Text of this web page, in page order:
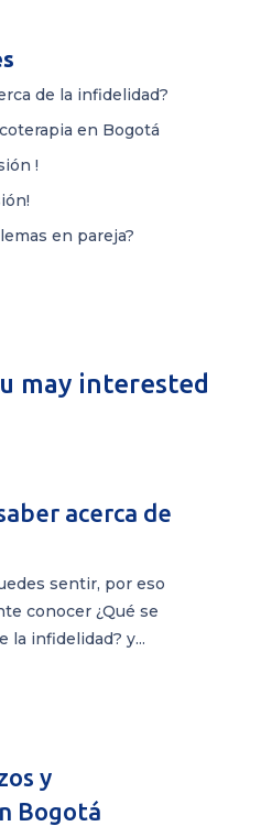
de la infidelidad?
en Bogotá
!
en pareja?
may interested
acerca de
sentir, por eso
conocer ¿Qué se
la infidelidad? y...
y
Bogotá